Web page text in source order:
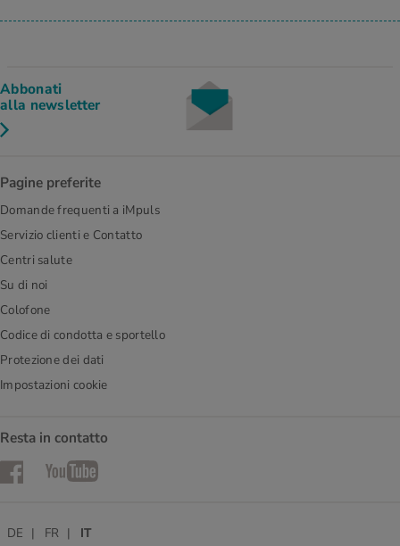
Abbonati
alla newsletter
Pagine preferite
Domande frequenti a iMpuls
Servizio clienti e Contatto
Centri salute
Su di noi
Colofone
Codice di condotta e sportello
Protezione dei dati
Impostazioni cookie
Resta in contatto
FacebookYouTube
DE FR IT